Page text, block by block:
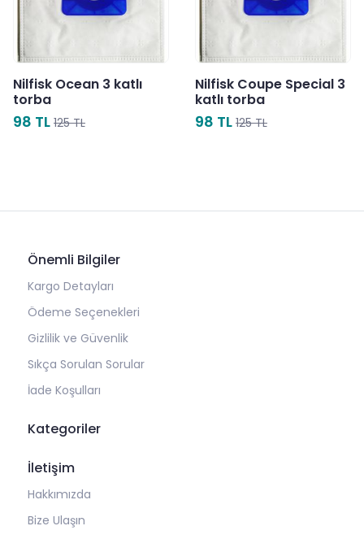
Nilfisk Ocean 3 katlı
torba
98 TL 125 TL
Nilfisk Coupe Special 3
katlı torba
98 TL 125 TL
Önemli Bilgiler
Kargo Detayları
Ödeme Seçenekleri
Gizlilik ve Güvenlik
Sıkça Sorulan Sorular
İade Koşulları
Kategoriler
İletişim
Hakkımızda
Bize Ulaşın